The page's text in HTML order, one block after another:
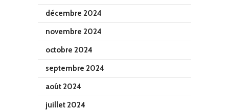
décembre 2024
novembre 2024
octobre 2024
septembre 2024
août 2024
juillet 2024